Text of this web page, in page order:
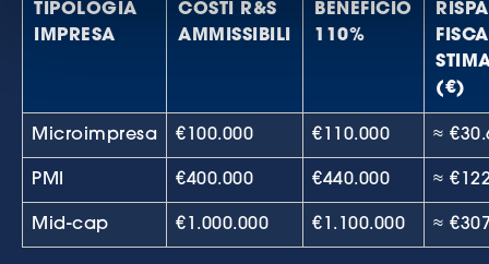
TIPOLOGIA
IMPRESA
COSTI R&S
AMMISSIBILI
BENEFICIO
110%
(€)
Microimpresa €100.000 €110.000 ≈
PMI €400.000 €440.000 ≈
Mid-cap €1.000.000 €1.100.000 ≈